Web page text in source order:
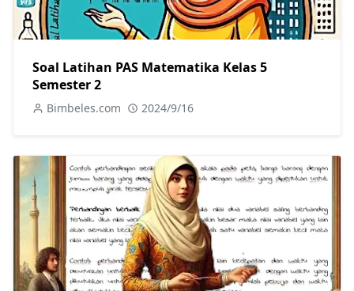
Soal Latihan PAS Matematika Kelas 5
Semester 2
Bimbeles.com 2024/9/16